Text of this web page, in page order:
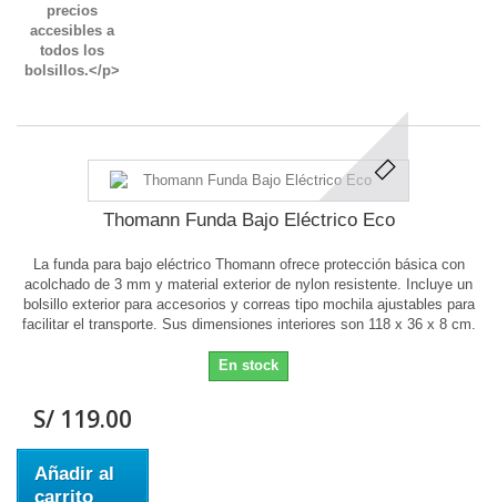
Thomann Funda Bajo Eléctrico Eco
La funda para bajo eléctrico Thomann ofrece protección básica con
acolchado de 3 mm y material exterior de nylon resistente. Incluye un
bolsillo exterior para accesorios y correas tipo mochila ajustables para
facilitar el transporte. Sus dimensiones interiores son 118 x 36 x 8 cm.
En stock
S/ 119.00
Añadir al
carrito